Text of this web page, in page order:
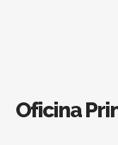
Oficina